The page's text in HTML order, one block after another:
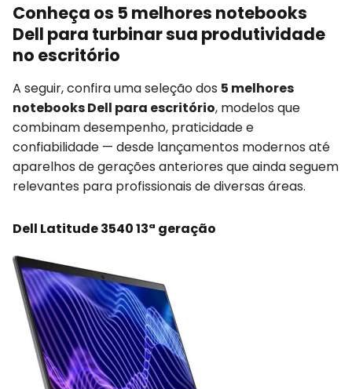
Conheça os 5 melhores notebooks
Dell para turbinar sua produtividade
no escritório
A seguir, confira uma seleção dos 5 melhores
notebooks Dell para escritório, modelos que
combinam desempenho, praticidade e
confiabilidade — desde lançamentos modernos até
aparelhos de gerações anteriores que ainda seguem
relevantes para profissionais de diversas áreas.
Dell Latitude 3540 13ª geração